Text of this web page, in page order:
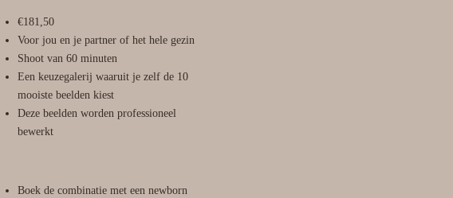
€181,50
Voor jou en je partner of het hele gezin
Shoot van 60 minuten
Een keuzegalerij waaruit je zelf de 10
mooiste beelden kiest
Deze beelden worden professioneel
bewerkt
Boek de combinatie met een newborn